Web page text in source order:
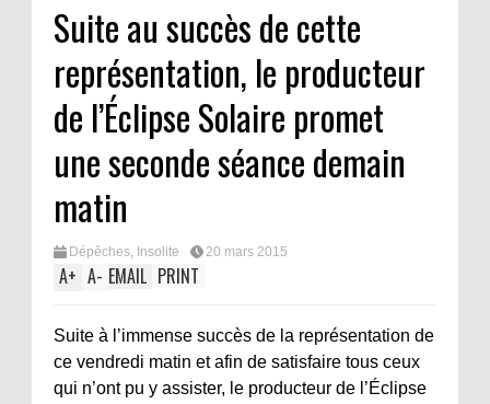
Suite au succès de cette
représentation, le producteur
de l’Éclipse Solaire promet
une seconde séance demain
matin
Dépêches, Insolite 20 mars 2015
A+ A- EMAIL PRINT
Suite à l’immense succès de la représentation de
ce vendredi matin et afin de satisfaire tous ceux
qui n’ont pu y assister, le producteur de l’Éclipse